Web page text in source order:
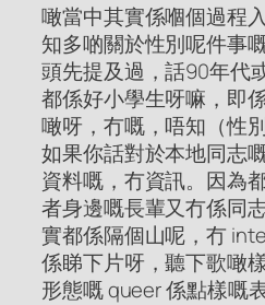
噉當中其實係嗰個過程
知多啲關於性別呢件事
頭先提及過，話90年代
都係好小學生呀嘛，即
噉呀，冇嘅，唔知（性
如果你話對於本地同志
資料嘅，冇資訊。因為
者身邊嘅長輩又冇係同
實都係隔個山呢，冇
係睇下片呀，聽下歌噉
形態嘅 queer 係點樣嘅